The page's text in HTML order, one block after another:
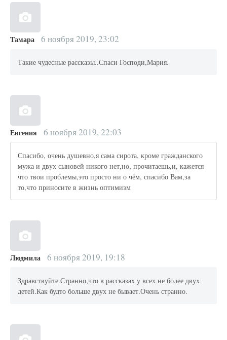
Тамара 6 ноября 2019, 23:02
Такие чудесные рассказы..Спаси Господи,Мария.
Евгения 6 ноября 2019, 22:03
Спасибо, очень душевно,я сама сирота, кроме гражданского
мужа и двух сыновей никого нет,но, прочитаешь,и, кажется
что твои проблемы,это просто ни о чём, спасибо Вам,за
то,что приносите в жизнь оптимизм
Людмила 6 ноября 2019, 19:18
Здравствуйте.Странно,что в рассказах у всех не более двух
детей.Как будто больше двух не бывает.Очень странно.